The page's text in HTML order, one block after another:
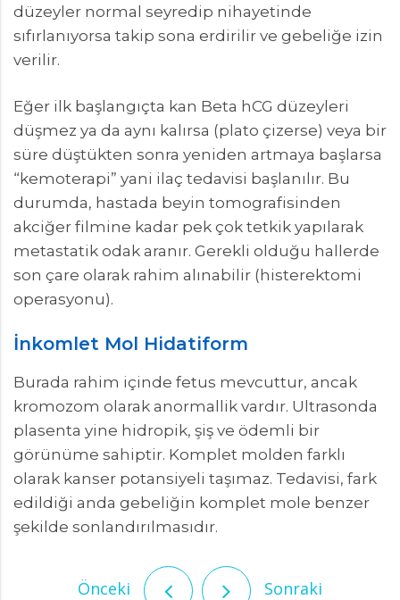
düzeyler normal seyredip nihayetinde
sıfırlanıyorsa takip sona erdirilir ve gebeliğe izin
verilir.
Eğer ilk başlangıçta kan Beta hCG düzeyleri
düşmez ya da aynı kalırsa (plato çizerse) veya bir
süre düştükten sonra yeniden artmaya başlarsa
“kemoterapi” yani ilaç tedavisi başlanılır. Bu
durumda, hastada beyin tomografisinden
akciğer filmine kadar pek çok tetkik yapılarak
metastatik odak aranır. Gerekli olduğu hallerde
son çare olarak rahim alınabilir (histerektomi
operasyonu).
İnkomlet Mol Hidatiform
Burada rahim içinde fetus mevcuttur, ancak
kromozom olarak anormallik vardır. Ultrasonda
plasenta yine hidropik, şiş ve ödemli bir
görünüme sahiptir. Komplet molden farklı
olarak kanser potansiyeli taşımaz. Tedavisi, fark
edildiği anda gebeliğin komplet mole benzer
şekilde sonlandırılmasıdır.
Önceki Sonraki